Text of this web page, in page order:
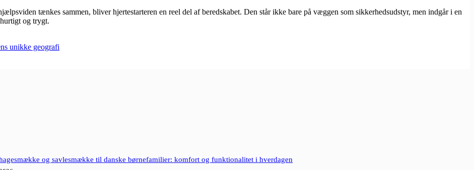
tænkes sammen, bliver hjertestarteren en reel del af beredskabet. Den står ikke bare på væggen som sikkerhedsudstyr, men indgår i en
og trygt.
unikke geografi
og savlesmække til danske børnefamilier: komfort og funktionalitet i hverdagen